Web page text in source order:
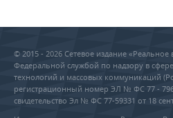
© 2015 - 2026 Сетевое издание «Реальное
Федеральной службой по надзору в
технологий и массовых коммуникаций
регистрационный номер ЭЛ № ФС 77 -
свидетельство Эл № ФС 77-59331 от 18